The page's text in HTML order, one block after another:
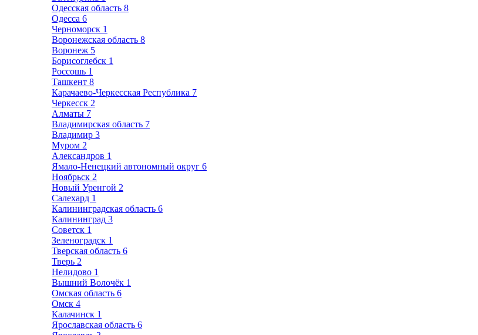
Одесская область 8
Одесса 6
Черноморск 1
Воронежская область 8
Воронеж 5
Борисоглебск 1
Россошь 1
Ташкент 8
Карачаево-Черкесская Республика 7
Черкесск 2
Алматы 7
Владимирская область 7
Владимир 3
Муром 2
Александров 1
Ямало-Ненецкий автономный округ 6
Ноябрьск 2
Новый Уренгой 2
Салехард 1
Калининградская область 6
Калининград 3
Советск 1
Зеленоградск 1
Тверская область 6
Тверь 2
Нелидово 1
Вышний Волочёк 1
Омская область 6
Омск 4
Калачинск 1
Ярославская область 6